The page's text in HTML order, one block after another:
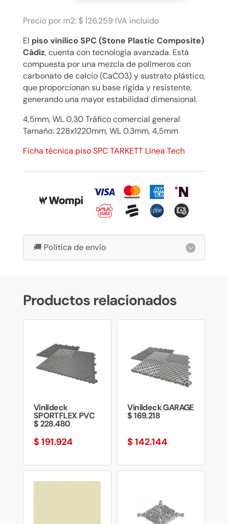
$
cantidad
Precio por m2: $ 126.259 IVA incluido
El piso vinílico SPC (Stone Plastic Composite)
Cádiz, cuenta con tecnología avanzada. Está
compuesta por una mezcla de polímeros con
carbonato de calcio (CaCO3) y sustrato plástico,
que proporcionan su base rígida y resistente,
generando una mayor estabilidad dimensional.
4,5mm, WL 0,30 Tráfico comercial general
Tamaño: 228x1220mm, WL 0.3mm, 4,5mm
Ficha técnica piso SPC TARKETT Línea Tech
🚚 Política de envío
Productos relacionados
Vinildeck
SPORTFLEX PVC
$ 228.480
$ 191.924
Vinildeck GARAGE
$ 169.218
$ 142.144